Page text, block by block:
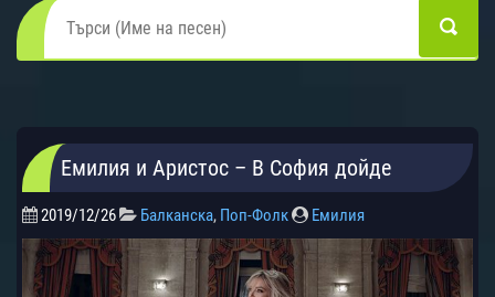
Емилия и Аристос – В София дойде
2019/12/26 Балканска, Поп-Фолк Емилия